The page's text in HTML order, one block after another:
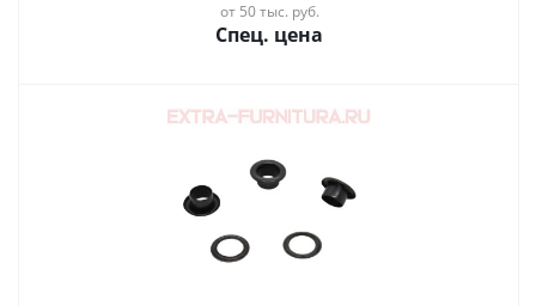
от 50 тыс. руб.
Спец. цена